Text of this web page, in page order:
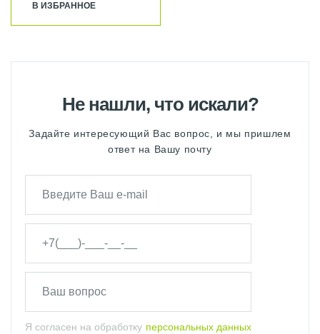
В ИЗБРАННОЕ
Не нашли, что искали?
Задайте интересующий Вас вопрос, и мы пришлем
ответ на Вашу почту
Я согласен на обработку персональных данных